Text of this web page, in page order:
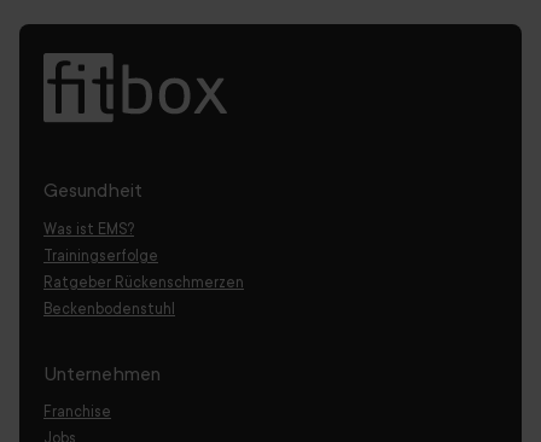
Gesundheit
Was ist EMS?
Trainingserfolge
Ratgeber Rückenschmerzen
Beckenbodenstuhl
Unternehmen
Franchise